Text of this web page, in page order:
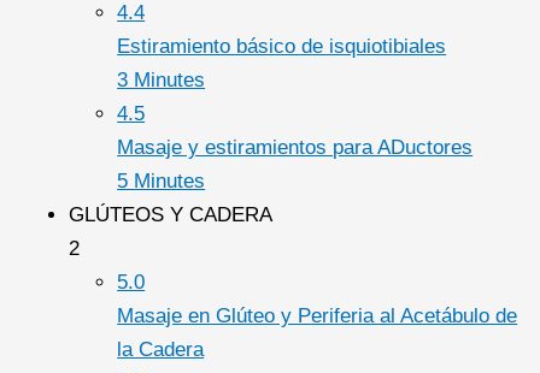
4.4
Estiramiento básico de isquiotibiales
3 Minutes
4.5
Masaje y estiramientos para ADuctores
5 Minutes
GLÚTEOS Y CADERA
2
5.0
Masaje en Glúteo y Periferia al Acetábulo de
la Cadera